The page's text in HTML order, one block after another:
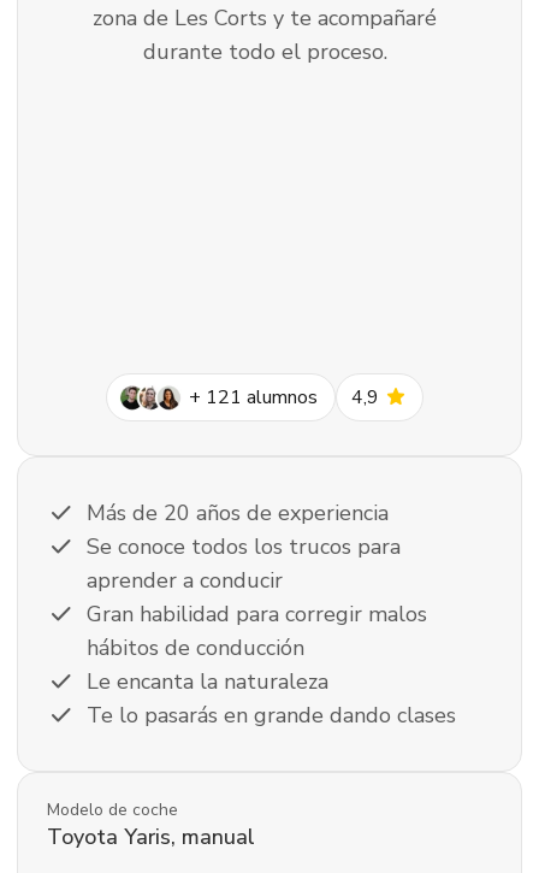
check Más de 20 años de experiencia
check Se conoce todos los trucos para
aprender a conducir
check Gran habilidad para corregir malos
hábitos de conducción
check Le encanta la naturaleza
check Te lo pasarás en grande dando clases
Modelo de coche
Toyota Yaris, manual
zona de Les Corts y te acompañaré
durante todo el proceso.
+ 121 alumnos 4,9 star